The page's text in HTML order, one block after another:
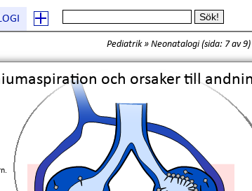
Pediatrik» Neonatalogi(sida: 7av 9)
och orsaker till